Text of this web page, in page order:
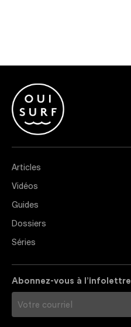
Articles
Vidéos
Guides
Dossiers
Séries
Abonnez-vous à l’infolettre